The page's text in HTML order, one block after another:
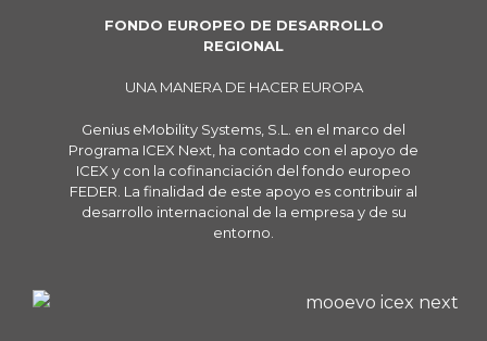
FONDO EUROPEO DE DESARROLLO
REGIONAL
UNA MANERA DE HACER EUROPA
Genius eMobility Systems, S.L. en el marco del
Programa ICEX Next, ha contado con el apoyo de
ICEX y con la cofinanciación del fondo europeo
FEDER. La finalidad de este apoyo es contribuir al
desarrollo internacional de la empresa y de su
entorno.